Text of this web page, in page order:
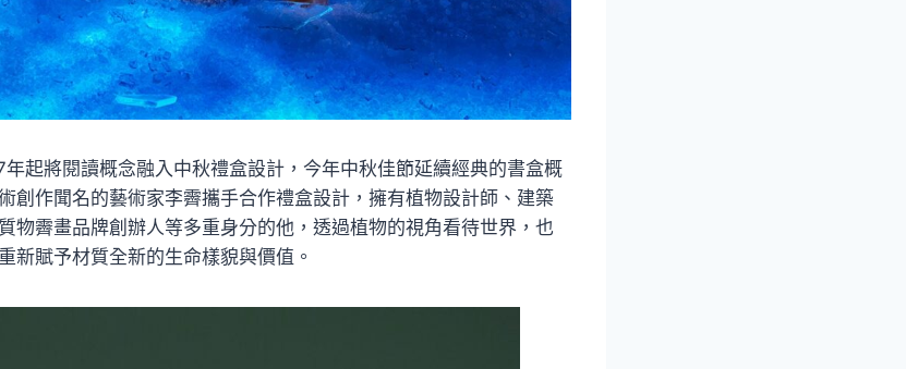
起將閱讀概念融入中秋禮盒設計，今年中秋佳節延續經典的書盒概
創作聞名的藝術家李霽攜手合作禮盒設計，擁有植物設計師、建築
物霽畫品牌創辦人等多重身分的他，透過植物的視角看待世界，也
新賦予材質全新的生命樣貌與價值。